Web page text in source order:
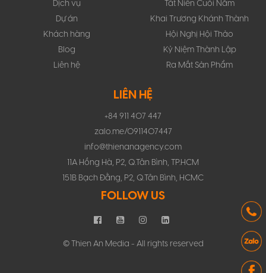
Dịch vụ
Dự án
Khách hàng
Blog
Liên hệ
Tất Niên Cuối Năm
Khai Trương Khánh Thành
Hội Nghị Hội Thảo
Kỷ Niệm Thành Lập
Ra Mắt Sản Phẩm
LIÊN HỆ
+84 911 407 447
zalo.me/0911407447
info@thienanagency.com
11A Hồng Hà, P2, Q.Tân Bình, TP.HCM
151B Bạch Đằng, P2, Q.Tân Bình, HCMC
FOLLOW US
© Thien An Media - All rights reserved